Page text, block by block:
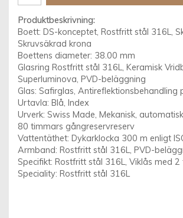
Produktbeskrivning:
Boett: DS-konceptet, Rostfritt stål 316L,
Skruvsäkrad krona
Boettens diameter: 38.00 mm
Glasring Rostfritt stål 316L, Keramisk
Superluminova, PVD-beläggning
Glas: Safirglas, Antireflektionsbehandling
Urtavla: Blå, Index
Urverk: Swiss Made, Mekanisk,
80 timmars gångreservreserv
Vattentäthet: Dykarklocka 300 m enligt
Armband: Rostfritt stål 316L, PVD-
Specifikt: Rostfritt stål 316L, Viklås med
Speciality: Rostfritt stål 316L